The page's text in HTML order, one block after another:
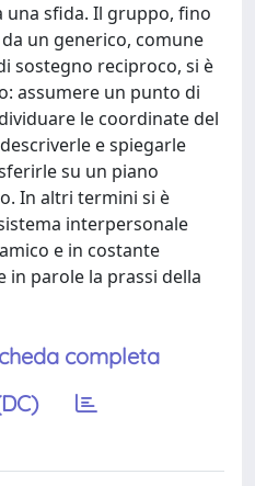
una sfida. Il gruppo, fino
un generico, comune
sostegno reciproco, si è
assumere un punto di
le coordinate del
e spiegarle
su un piano
In altri termini si è
interpersonale
e in costante
parole la prassi della
completa